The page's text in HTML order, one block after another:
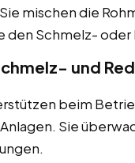
mischen die
den Schmelz- oder
und
beim
Sie